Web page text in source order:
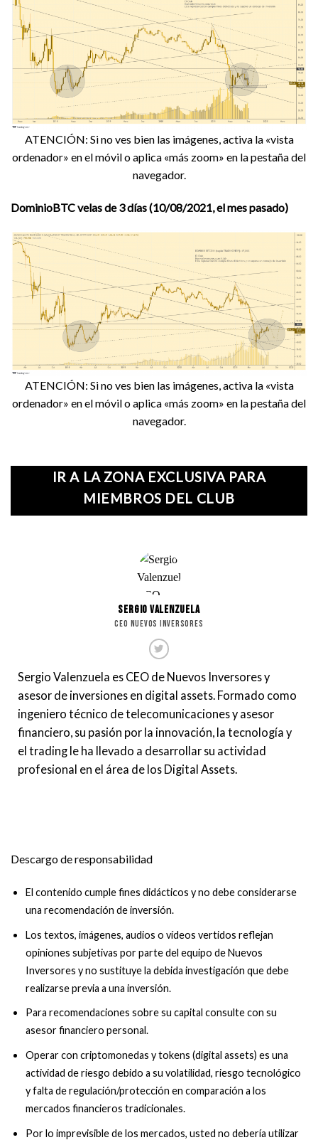
ATENCIÓN: Si no ves bien las imágenes, activa la «vista
ordenador» en el móvil o aplica «más zoom» en la pestaña del
navegador.
DominioBTC velas de 3 días (10/08/2021, el mes pasado)
ATENCIÓN: Si no ves bien las imágenes, activa la «vista
ordenador» en el móvil o aplica «más zoom» en la pestaña del
navegador.
IR A LA ZONA EXCLUSIVA PARA
MIEMBROS DEL CLUB
SERGIO VALENZUELA
CEO NUEVOS INVERSORES
Sergio Valenzuela es CEO de Nuevos Inversores y
asesor de inversiones en digital assets. Formado como
ingeniero técnico de telecomunicaciones y asesor
financiero, su pasión por la innovación, la tecnología y
el trading le ha llevado a desarrollar su actividad
profesional en el área de los Digital Assets.
Descargo de responsabilidad
El contenido cumple fines didácticos y no debe considerarse
una recomendación de inversión.
Los textos, imágenes, audios o vídeos vertidos reflejan
opiniones subjetivas por parte del equipo de Nuevos
Inversores y no sustituye la debida investigación que debe
realizarse previa a una inversión.
Para recomendaciones sobre su capital consulte con su
asesor financiero personal.
Operar con criptomonedas y tokens (digital assets) es una
actividad de riesgo debido a su volatilidad, riesgo tecnológico
y falta de regulación/protección en comparación a los
mercados financieros tradicionales.
Por lo imprevisible de los mercados, usted no debería utilizar